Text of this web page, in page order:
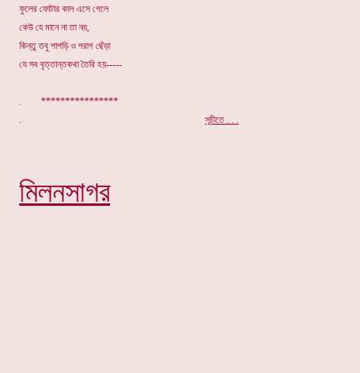
ফুলের ফোটার কাল এসে গেলে
কেউ যে মানে না তা নয়,
কিন্তু তবু পাপড়ি ও পরাগ ছেঁড়া
যে সব বৃত্তান্তকথা তৈরি হয়-----
. ****************
. সূচীতে . . .
মিলনসাগর